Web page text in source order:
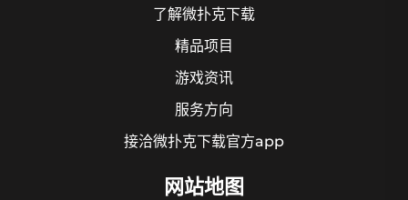
了解微扑克下载
精品项目
游戏资讯
服务方向
接洽微扑克下载官方app
网站地图